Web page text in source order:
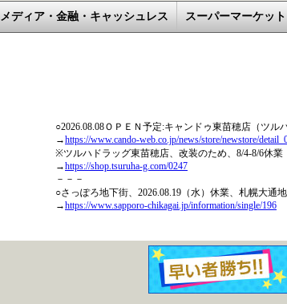
メディア・金融・キャッシュレス スーパーマーケット